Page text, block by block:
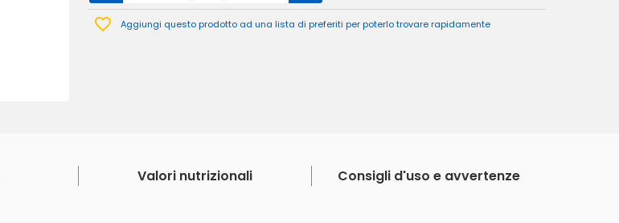
Aggiungi questo prodotto ad una lista di preferiti per poterlo trovare rapidamente
Valori nutrizionali Consigli d'uso e avvertenze